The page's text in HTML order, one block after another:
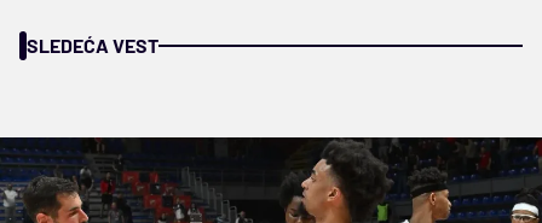
SLEDEĆA VEST